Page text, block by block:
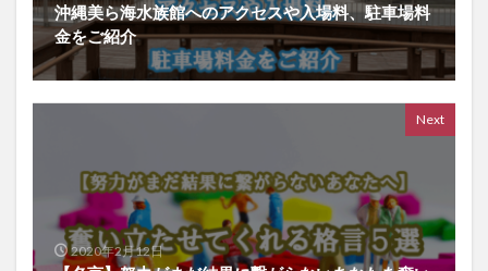
沖縄美ら海水族館へのアクセスや入場料、駐車場料
金をご紹介
Next
2020年2月12日